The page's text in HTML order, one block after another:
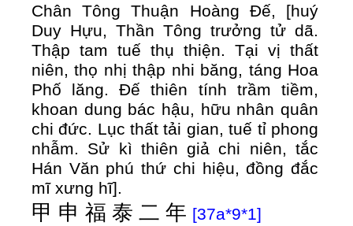
Chân Tông Thuận Hoàng Đế, [huý
Duy Hựu, Thần Tông trưởng tử dã.
Thập tam tuế thụ thiện. Tại vị thất
niên, thọ nhị thập nhi băng, táng Hoa
Phố lăng. Đế thiên tính trầm tiềm,
khoan dung bác hậu, hữu nhân quân
chi đức. Lục thất tải gian, tuế tỉ phong
nhẫm. Sử kì thiên giả chi niên, tắc
Hán Văn phú thứ chi hiệu, đồng đắc
mĩ xưng hĩ].
甲 申 福 泰 二 年 [37a*9*1]